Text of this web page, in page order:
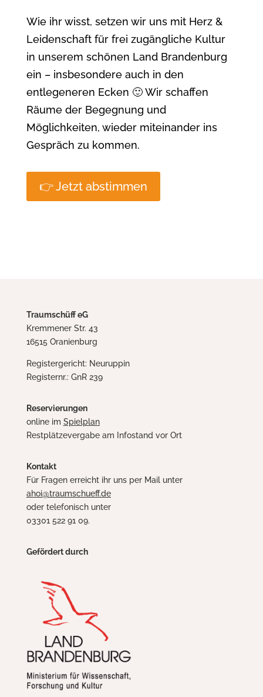
Wie ihr wisst, setzen wir uns mit Herz &
Leidenschaft für frei zugängliche Kultur
in unserem schönen Land Brandenburg
ein – insbesondere auch in den
entlegeneren Ecken 🙂 Wir schaffen
Räume der Begegnung und
Möglichkeiten, wieder miteinander ins
Gespräch zu kommen.
👉 Jetzt abstimmen
Traumschüff eG
Kremmener Str. 43
16515 Oranienburg
Registergericht: Neuruppin
Registernr.: GnR 239
Reservierungen
online im Spielplan
Restplätzevergabe am Infostand vor Ort
Kontakt
Für Fragen erreicht ihr uns per Mail unter
ahoi@traumschueff.de
oder telefonisch unter
03301 522 91 09.
Gefördert durch